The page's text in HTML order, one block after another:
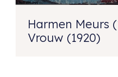
Harmen Meurs
Vrouw (1920)